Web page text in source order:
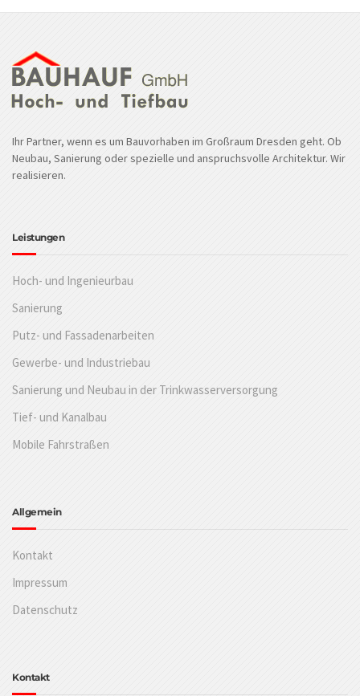
Ihr Partner, wenn es um Bauvorhaben im Großraum Dresden geht. Ob
Neubau, Sanierung oder spezielle und anspruchsvolle Architektur. Wir
realisieren.
Leistungen
Hoch- und Ingenieurbau
Sanierung
Putz- und Fassadenarbeiten
Gewerbe- und Industriebau
Sanierung und Neubau in der Trinkwasserversorgung
Tief- und Kanalbau
Mobile Fahrstraßen
Allgemein
Kontakt
Impressum
Datenschutz
Kontakt